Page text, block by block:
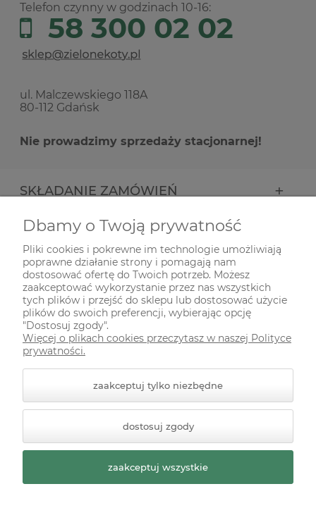
Telefon czynny w godzinach 10-16:
58 300 02 02
ul. Malczewskiego 118A
80-112 Gdańsk
Nie prowadzimy sprzedaży stacjonarnej!
SKŁADANIE ZAMÓWIEŃ
INFORMACJE
ODWIEDŹ NAS NA
Styl graficzny ShopGadget.pl
Sklep internetowy Shoper
Premium
Dbamy o Twoją prywatność
Pliki cookies i pokrewne im technologie umożliwiają
poprawne działanie strony i pomagają nam
dostosować ofertę do Twoich potrzeb. Możesz
zaakceptować wykorzystanie przez nas wszystkich
tych plików i przejść do sklepu lub dostosować użycie
plików do swoich preferencji, wybierając opcję
"Dostosuj zgody".
Więcej o plikach cookies przeczytasz w naszej Polityce
prywatności.
zaakceptuj tylko niezbędne
dostosuj zgody
zaakceptuj wszystkie